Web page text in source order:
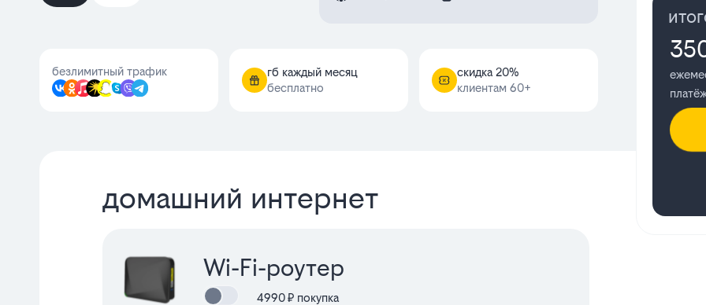
безлимитный трафик
гб каждый месяц
бесплатно
cкидка 20%
клиентам 60+
домашний интернет
Wi-Fi-роутер
4990₽ покупка